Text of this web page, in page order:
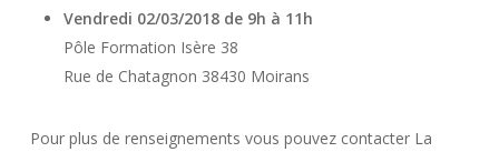
Vendredi 02/03/2018 de 9h à 11h
Pôle Formation Isère 38
Rue de Chatagnon 38430 Moirans
Pour plus de renseignements vous pouvez contacter La